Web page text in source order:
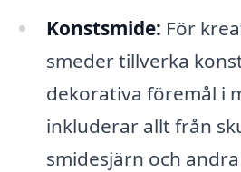
Konstsmide: För
smeder tillverka
dekorativa föremål i
inkluderar allt från
smidesjärn och